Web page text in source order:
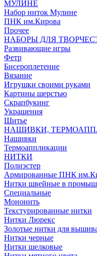
МУЛИНЕ
Набор ниток Мулине
ПНК им.Кирова
Прочее
НАБОРЫ ДЛЯ
Развивающие игры
Фетр
Бисероплетение
Вязание
Игрушки своими руками
Картины шерстью
Скрапбукинг
Украшения
Шитье
НАШИВКИ,
Нашивки
Термоаппликации
НИТКИ
Полиэстер
Армированные ПНК
Нитки швейные в
Специальные
Мононить
Текстурированные нитки
Нитки Люрекс
Золотые нитки для
Нитки черные
Нитки шелковые